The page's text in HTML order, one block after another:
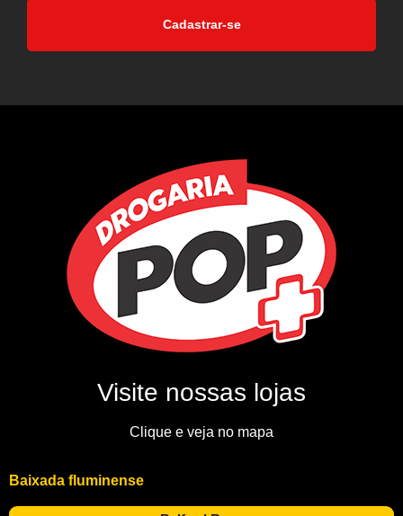
Cadastrar-se
Visite nossas lojas
Clique e veja no mapa
Baixada fluminense